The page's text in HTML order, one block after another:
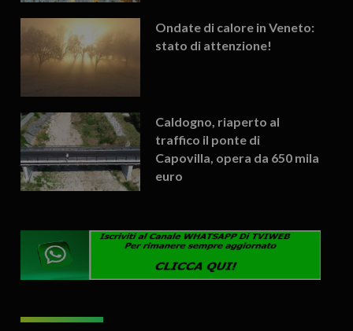
Ondate di calore in Veneto:
stato di attenzione!
Caldogno, riaperto al
traffico il ponte di
Capovilla, opera da 650 mila
euro